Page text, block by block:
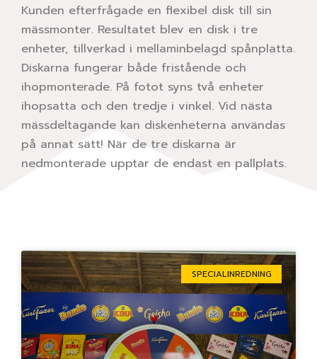
Kunden efterfrågade en flexibel disk till sin
mässmonter. Resultatet blev en disk i tre
enheter, tillverkad i mellaminbelagd spånplatta.
Diskarna fungerar både fristående och
ihopmonterade. På fotot syns två enheter
ihopsatta och den tredje i vinkel. Vid nästa
mässdeltagande kan diskenheterna användas
på annat sätt! När de tre diskarna är
nedmonterade upptar de endast en pallplats.
SPECIALINREDNING
Sida Sida Sida Sida Sida